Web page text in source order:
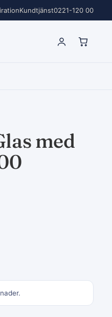
Kundtjänst0221-120 00
med